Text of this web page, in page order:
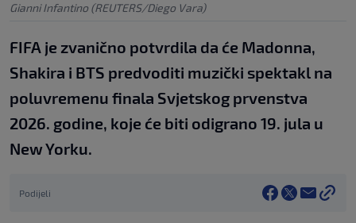
Gianni Infantino (REUTERS/Diego Vara)
FIFA je zvanično potvrdila da će Madonna,
Shakira i BTS predvoditi muzički spektakl na
poluvremenu finala Svjetskog prvenstva
2026. godine, koje će biti odigrano 19. jula u
New Yorku.
Podijeli